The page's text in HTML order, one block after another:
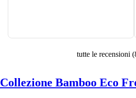
tutte le recensioni (
Collezione Bamboo Eco